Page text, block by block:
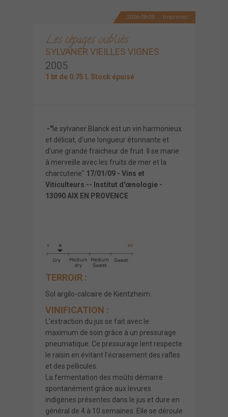
CONTACT
2026-08-09 Imprimer
Les cépages oubliés
SYLVANER VIEILLES VIGNES
2005
1 bt de 0.75 L Stock épuisé
-" le sylvaner Blanck est un vin harmonieux
et délicat, d'une longueur étonnante et
d'une grande fraicheur de fruit. Il se marie
à merveille avec les fruits de mer et la
charcuterie" 17/01/09 - Vins et
Viticulteurs -- Institut d'œnologie -
13090 AIX EN PROVENCE
TERROIR :
Sol argilo-calcaire de Kientzheim.
VINIFICATION :
L’extraction du jus se fait avec le
maximum de soin grâce à un pressurage
pneumatique. Ce pressurage lent respecte
le raisin en évitant l’écrasement des rafles
et des pellicules.
La fermentation des moûts démarre
spontanément grâce aux levures
indigènes présentes dans le jus et dure en
général de 4 à 10 semaines. Elle se déroule